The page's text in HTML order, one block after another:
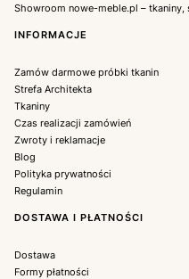
Showroom nowe-meble.pl – tkaniny,
INFORMACJE
Zamów darmowe próbki tkanin
Strefa Architekta
Tkaniny
Czas realizacji zamówień
Zwroty i reklamacje
Blog
Polityka prywatności
Regulamin
DOSTAWA I PŁATNOŚCI
Dostawa
Formy płatności